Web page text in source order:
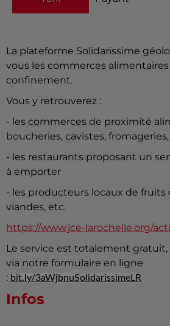
La plateforme Solidarissime
vous les commerces
confinement.
Vous y retrouverez :
- les commerces de proximité
boucheries, cavistes,
- les restaurants proposant un
à emporter
- les producteurs locaux de fruits
viandes, etc.
https://www.jce-larochelle.org/
Le service est totalement
via notre formulaire en ligne
: bit.ly/3aWjbnuSolidarissimeLR
Infos